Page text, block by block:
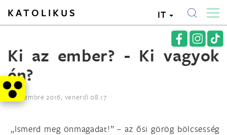
KATOLIKUS IT
Ki az ember? - Ki vagyok
én?
2. dicembre 2016, venerdì 08:17
„Ismerd meg önmagadat!” – az ősi görög bölcsesség